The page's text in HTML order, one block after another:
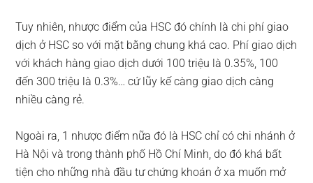
Tuy nhiên, nhược điểm của HSC đó chính là chi phí giao
dịch ở HSC so với mặt bằng chung khá cao. Phí giao dịch
với khách hàng giao dịch dưới 100 triệu là 0.35%, 100
đến 300 triệu là 0.3%… cứ lũy kế càng giao dịch càng
nhiều càng rẻ.
Ngoài ra, 1 nhược điểm nữa đó là HSC chỉ có chi nhánh ở
Hà Nội và trong thành phố Hồ Chí Minh, do đó khá bất
tiện cho những nhà đầu tư chứng khoán ở xa muốn mở